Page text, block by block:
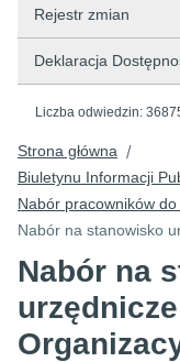
Rejestr zmian
Deklaracja
Liczba odwiedzin:
Strona główna /
Biuletynu Informacji
Nabór pracowników
Nabór na stanowisko
Nabór na